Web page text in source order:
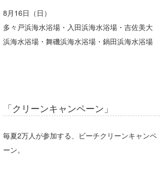
8月16日（日）
多々戸浜海水浴場・入田浜海水浴場・吉佐美大
浜海水浴場・舞磯浜海水浴場・鍋田浜海水浴場
「クリーンキャンペーン」
毎夏2万人が参加する、ビーチクリーンキャンペ
ーン。